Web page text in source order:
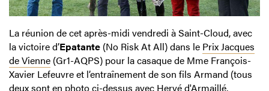
La réunion de cet après-midi vendredi à Saint-Cloud, avec
la victoire d’Epatante (No Risk At All) dans le Prix Jacques
de Vienne (Gr1-AQPS) pour la casaque de Mme François-
Xavier Lefeuvre et l’entraînement de son fils Armand (tous
deux sont en photo ci-dessus avec Hervé d'Armaillé,